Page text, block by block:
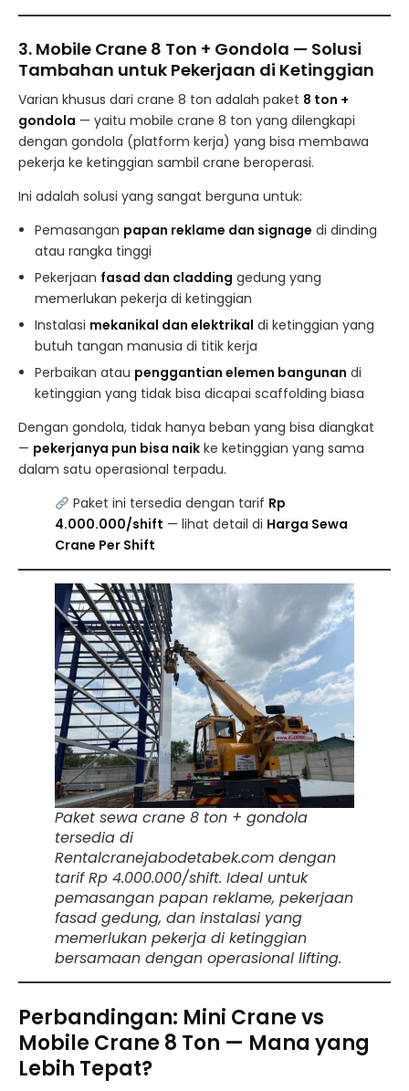
3. Mobile Crane 8 Ton + Gondola — Solusi
Tambahan untuk Pekerjaan di Ketinggian
Varian khusus dari crane 8 ton adalah paket 8 ton +
gondola — yaitu mobile crane 8 ton yang dilengkapi
dengan gondola (platform kerja) yang bisa membawa
pekerja ke ketinggian sambil crane beroperasi.
Ini adalah solusi yang sangat berguna untuk:
Pemasangan papan reklame dan signage di dinding
atau rangka tinggi
Pekerjaan fasad dan cladding gedung yang
memerlukan pekerja di ketinggian
Instalasi mekanikal dan elektrikal di ketinggian yang
butuh tangan manusia di titik kerja
Perbaikan atau penggantian elemen bangunan di
ketinggian yang tidak bisa dicapai scaffolding biasa
Dengan gondola, tidak hanya beban yang bisa diangkat
— pekerjanya pun bisa naik ke ketinggian yang sama
dalam satu operasional terpadu.
Paket ini tersedia dengan tarif Rp
4.000.000/shift — lihat detail di Harga Sewa
Crane Per Shift
Paket sewa crane 8 ton + gondola
tersedia di
Rentalcranejabodetabek.com dengan
tarif Rp 4.000.000/shift. Ideal untuk
pemasangan papan reklame, pekerjaan
fasad gedung, dan instalasi yang
memerlukan pekerja di ketinggian
bersamaan dengan operasional lifting.
Perbandingan: Mini Crane vs
Mobile Crane 8 Ton — Mana yang
Lebih Tepat?